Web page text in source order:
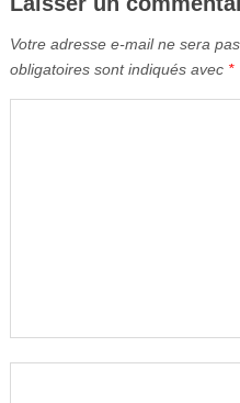
Votre adresse e-mail ne sera
obligatoires sont indiqués avec *